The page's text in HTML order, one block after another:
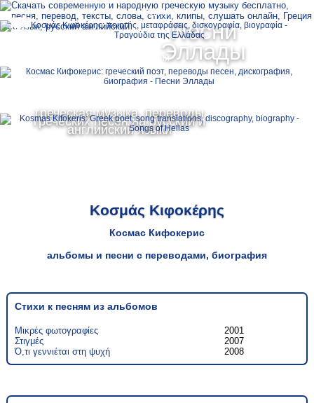
Песни
Эллады
греческая музыка, переводы
греческих песен на русский и
английский языки
Ελληνικά
Русский
MENU
Κοσμάς Κιφοκέρης
Космас Кифокерис
альбомы и песни с переводами, биография
Стихи к песням из альбомов
Μικρές φωτογραφίες
2001
Στιγμές
2007
Ό,τι γεννιέται στη ψυχή
2008